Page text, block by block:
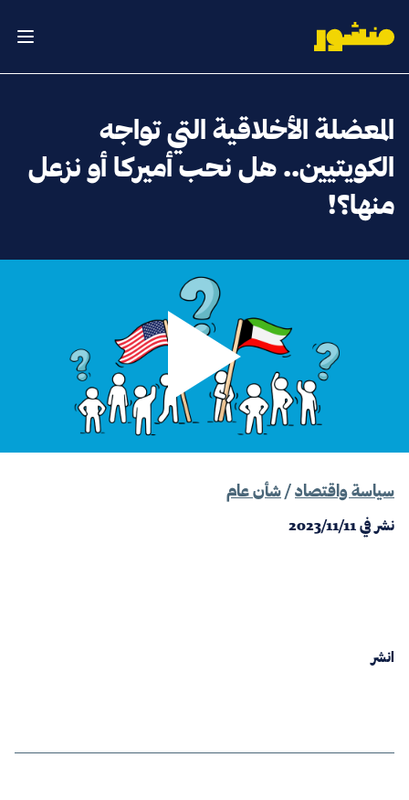
الصفحة الرئيسية
فتح
المعضلة الأخلاقية التي تواجه
الكويتيين.. هل نحب أميركا أو نزعل
منها؟!
انشر
سياسة واقتصاد/ شأن عام
نشر في2023/11/11